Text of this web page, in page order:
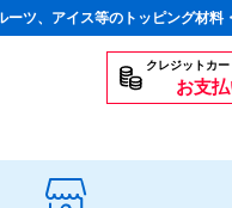
ツ、アイス等のトッピング材
クレジットカ
お支